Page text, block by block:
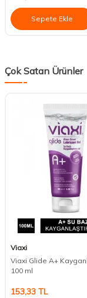
Sepete Ekle
Çok Satan Ürünler
Viaxi
Viaxi Glide A+
100 ml
153,33 TL